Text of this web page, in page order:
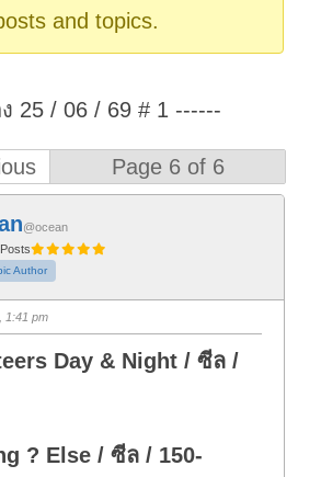
and topics.
25 / 06 / 69 # 1 ------
Page 6 of 6
@ocean
Author
1:41 pm
Day & Night / ซีล /
? Else / ซีล / 150-